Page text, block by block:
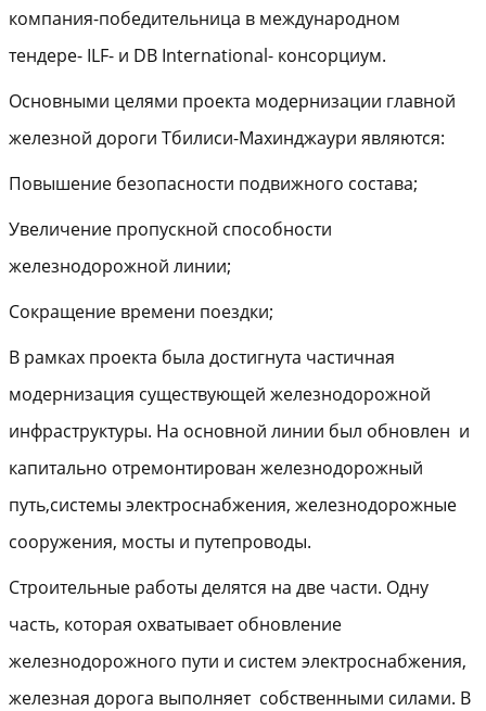
компания-победительница в международном
тендере- ILF- и DB International- консорциум.
Основными целями проекта модернизации главной
железной дороги Тбилиси-Махинджаури являются:
Повышение безопасности подвижного состава;
Увеличение пропускной способности
железнодорожной линии;
Сокращение времени поездки;
В рамках проекта была достигнута частичная
модернизация существующей железнодорожной
инфраструктуры. На основной линии был обновлен и
капитально отремонтирован железнодорожный
путь,системы электроснабжения, железнодорожные
сооружения, мосты и путепроводы.
Строительные работы делятся на две части. Одну
часть, которая охватывает обновление
железнодорожного пути и систем электроснабжения,
железная дорога выполняет собственными силами. В